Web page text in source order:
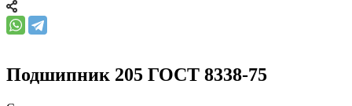
Подшипник 205 ГОСТ 8338-75